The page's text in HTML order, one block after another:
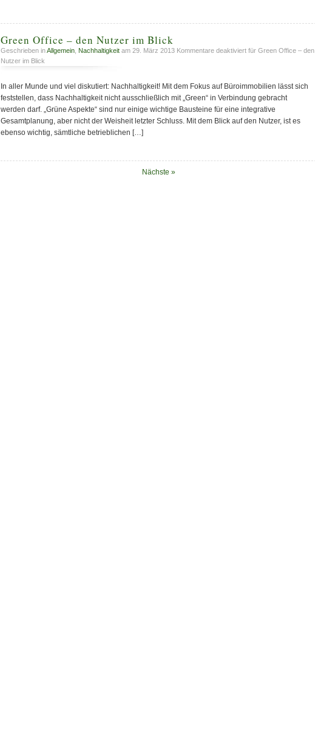
Green Office – den Nutzer im Blick
Geschrieben inAllgemein Nachhaltigkeit am 29. März 2013 Kommentare deaktiviert für Green Office – den
Nutzer im Blick
In aller Munde und viel diskutiert: Nachhaltigkeit! Mit dem Fokus auf Büroimmobilien lässt sich
feststellen, dass Nachhaltigkeit nicht ausschließlich mit „Green“ in Verbindung gebracht
werden darf. „Grüne Aspekte“ sind nur einige wichtige Bausteine für eine integrative
Gesamtplanung, aber nicht der Weisheit letzter Schluss. Mit dem Blick auf den Nutzer, ist es
ebenso wichtig, sämtliche betrieblichen […]
Nächste »